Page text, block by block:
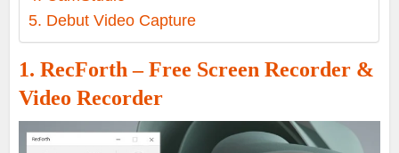
5. Debut Video Capture
1. RecForth – Free Screen Recorder &
Video Recorder